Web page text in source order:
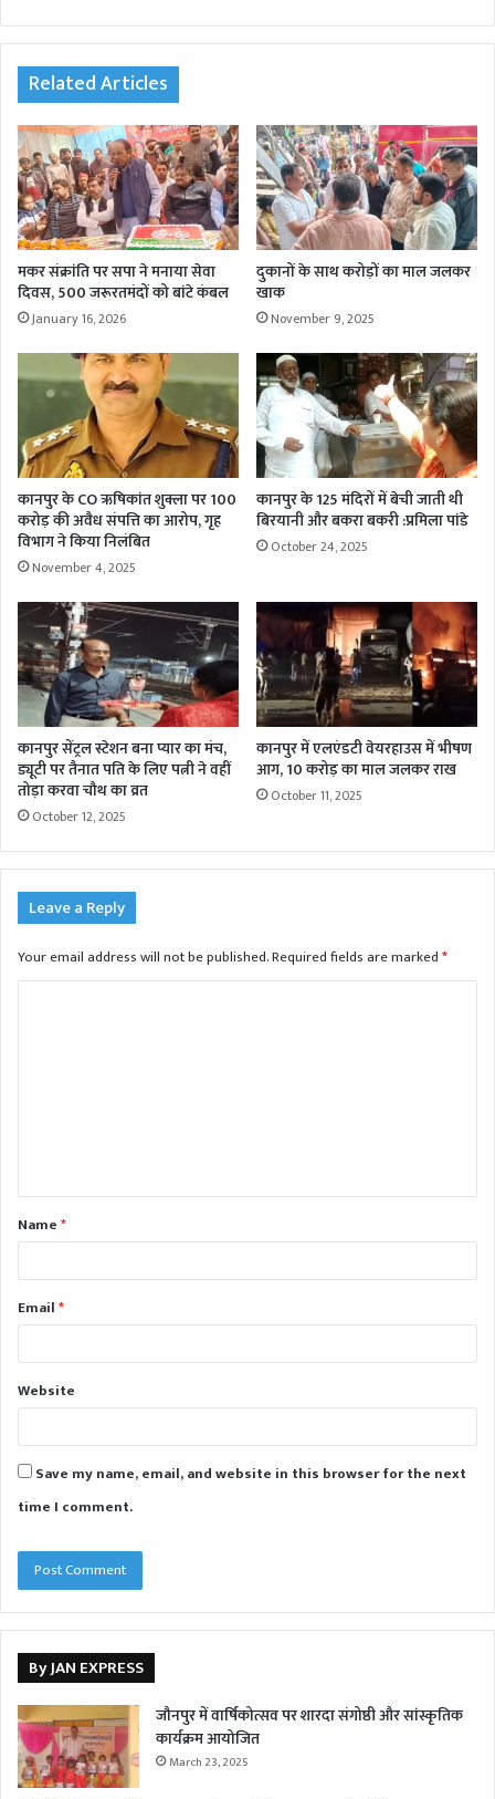
te
Related Articles
मकर संक्रांति पर सपा ने मनाया सेवा
दिवस, 500 जरूरतमंदों को बांटे कंबल
January 16, 2026
दुकानों के साथ करोड़ों का माल जलकर
खाक
November 9, 2025
कानपुर के CO ऋषिकांत शुक्ला पर 100
करोड़ की अवैध संपत्ति का आरोप, गृह
विभाग ने किया निलंबित
November 4, 2025
कानपुर के 125 मंदिरों में बेची जाती थी
बिरयानी और बकरा बकरी :प्रमिला पांडे
October 24, 2025
कानपुर सेंट्रल स्टेशन बना प्यार का मंच,
ड्यूटी पर तैनात पति के लिए पत्नी ने वहीं
तोड़ा करवा चौथ का व्रत
October 12, 2025
कानपुर में एलएंडटी वेयरहाउस में भीषण
आग, 10 करोड़ का माल जलकर राख
October 11, 2025
Leave a Reply
Your email address will not be published.Required fields are marked*
t
*Name*
Email*
Website
Save my name, email, and website in this browser for the next
time I comment.
By JAN EXPRESS
जौनपुर में वार्षिकोत्सव पर शारदा संगोष्ठी और सांस्कृतिक
कार्यक्रम आयोजित
March 23, 2025